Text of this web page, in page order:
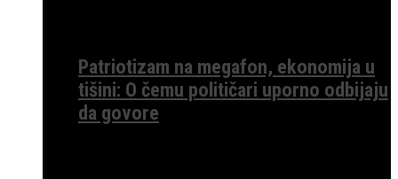
Patriotizam na megafon, ekonomija u
tišini: O čemu političari uporno odbijaju
da govore